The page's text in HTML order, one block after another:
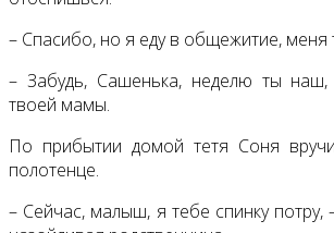
– Спасибо, но я еду в общежитие, меня
– Забудь, Сашенька, неделю ты
твоей мамы.
По прибытии домой тетя Соня
полотенце.
– Сейчас, малыш, я тебе спинку